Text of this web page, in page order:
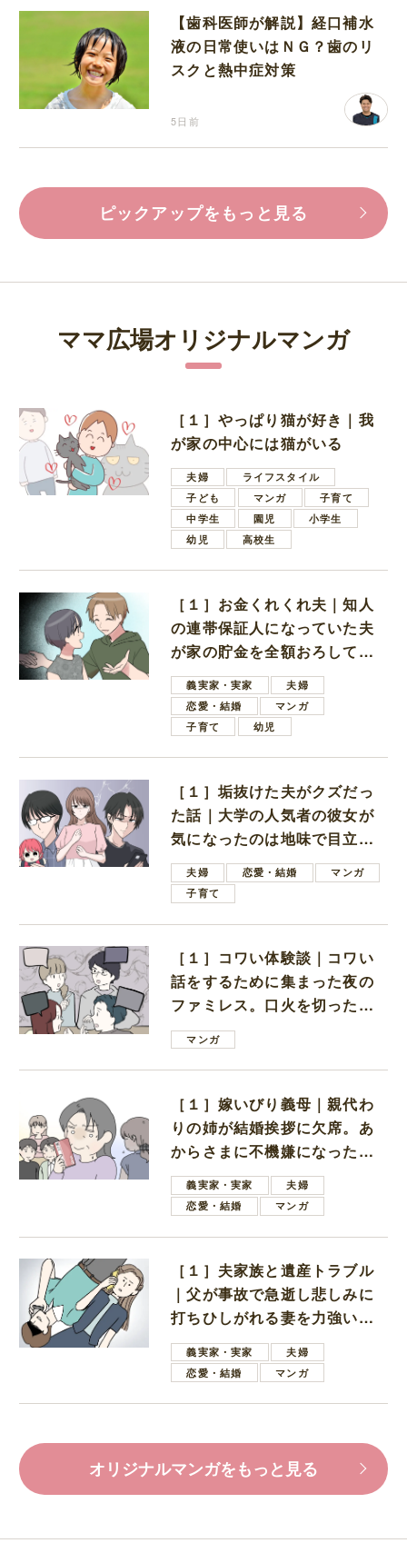
【歯科医師が解説】経口補水
液の日常使いはＮＧ？歯のリ
スクと熱中症対策
5日前
ピックアップをもっと見る
ママ広場オリジナルマンガ
［１］やっぱり猫が好き｜我
が家の中心には猫がいる
夫婦
ライフスタイル
子ども
マンガ
子育て
中学生
園児
小学生
幼児
高校生
［１］お金くれくれ夫｜知人
の連帯保証人になっていた夫
が家の貯金を全額おろしてほ
しいと言ってきた
義実家・実家
夫婦
恋愛・結婚
マンガ
子育て
幼児
［１］垢抜けた夫がクズだっ
た話｜大学の人気者の彼女が
気になったのは地味で目立た
ない男子学生
夫婦 恋愛・結婚
マンガ
子育て
［１］コワい体験談｜コワい
話をするために集まった夜の
ファミレス。口火を切ったの
は電車好きの男の子ママ
マンガ
［１］嫁いびり義母｜親代わ
りの姉が結婚挨拶に欠席。あ
からさまに不機嫌になった義
母義実家・実家
夫婦
恋愛・結婚
マンガ
［１］夫家族と遺産トラブル
｜父が事故で急逝し悲しみに
打ちひしがれる妻を力強い言
葉で励ます夫
義実家・実家
夫婦
恋愛・結婚
マンガ
オリジナルマンガをもっと見る